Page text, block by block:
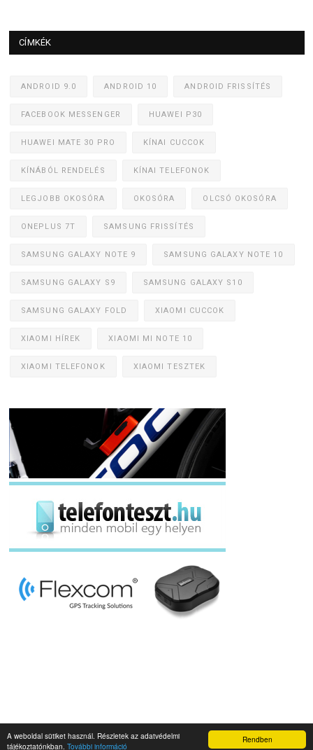
Rendben
A weboldal sütiket használ. Részletek az adatvédelmi
tájékoztatónkban. További információ
CÍMKÉK
ANDROID 9.0 ANDROID 10 ANDROID FRISSÍTÉS
FACEBOOK MESSENGER HUAWEI P30
HUAWEI MATE 30 PRO KÍNAI CUCCOK
KÍNÁBÓL RENDELÉS KÍNAI TELEFONOK
LEGJOBB OKOSÓRA OKOSÓRA OLCSÓ OKOSÓRA
ONEPLUS 7T SAMSUNG FRISSÍTÉS
SAMSUNG GALAXY NOTE 9 SAMSUNG GALAXY NOTE 10
SAMSUNG GALAXY S9 SAMSUNG GALAXY S10
SAMSUNG GALAXY FOLD XIAOMI CUCCOK
XIAOMI HÍREK XIAOMI MI NOTE 10
XIAOMI TELEFONOK XIAOMI TESZTEK
Napidroid.hu 2019